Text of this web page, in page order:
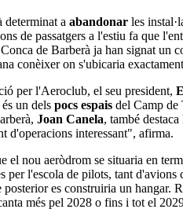
determinat a abandonar les
de passatgers a l'estiu fa que
de Barberà ja han signat un
conèixer on s'ubicaria
per l'Aeroclub, el seu president,
un dels pocs espais del Camp de
Joan Canela, també destaca
d'operacions interessant", afirma.
el nou aeròdrom se situaria en
per l'escola de pilots, tant
posterior es construiria un hangar.
més pel 2028 o fins i tot el